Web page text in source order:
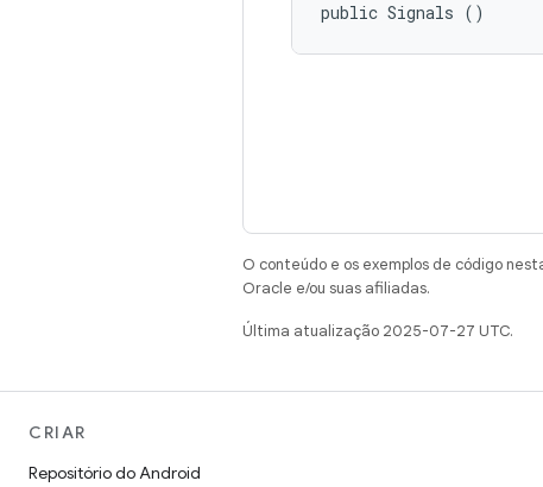
public Signals ()
O conteúdo e os exemplos de código
Oracle e/ou suas afiliadas.
Última atualização 2025-07-27 UTC.
CRIAR
Repositório do Android